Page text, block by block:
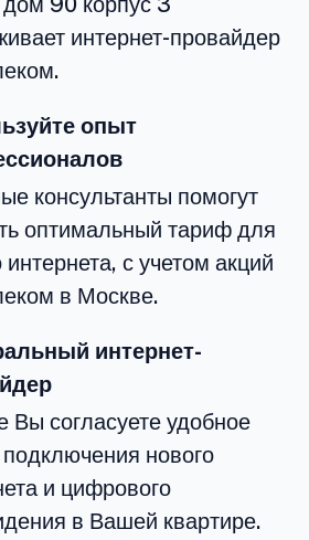
интернет-провайдер
опыт
консультанты помогут
оптимальный тариф для
интернета, с учетом акций
в Москве.
интернет-
Вы согласуете удобное
нового
и цифрового
в Вашей квартире.